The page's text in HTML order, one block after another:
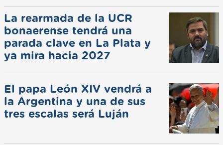
La rearmada de la UCR
bonaerense tendrá una
parada clave en La Plata y
ya mira hacia 2027
El papa León XIV vendrá a
la Argentina y una de sus
tres escalas será Luján